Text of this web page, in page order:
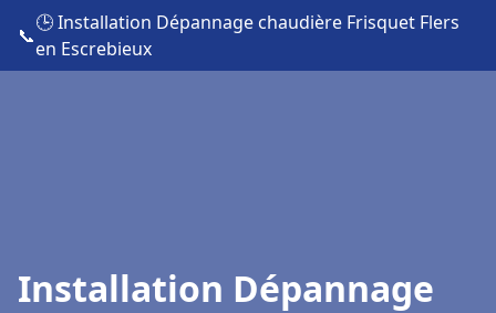
📞
🕒 Installation Dépannage chaudière Frisquet Flers
en Escrebieux
Installation Dépannage